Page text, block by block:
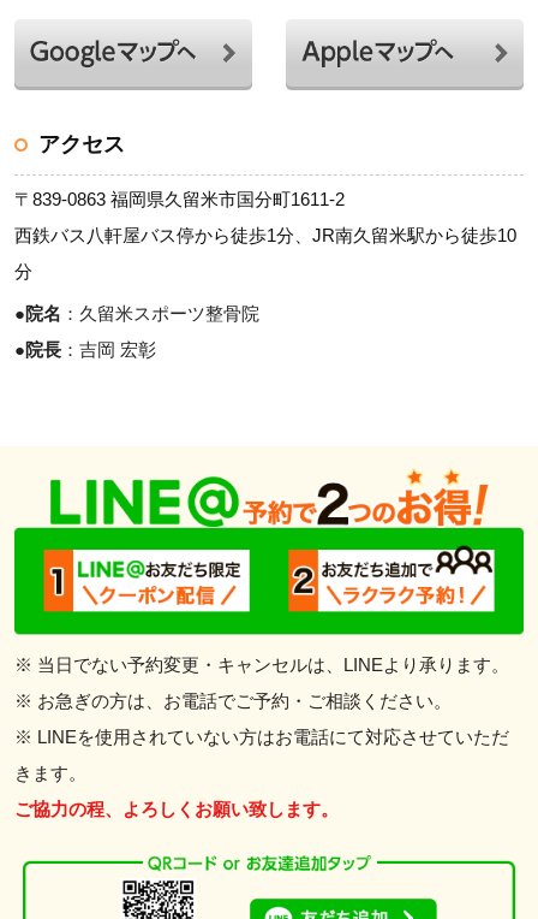
アクセス
〒839-0863 福岡県久留米市国分町1611-2
西鉄バス八軒屋バス停から徒歩1分、JR南久留米駅から徒歩10
分
●院名 ：久留米スポーツ整骨院
●院長 ：吉岡 宏彰
※ 当日でない予約変更・キャンセルは、LINEより承ります。
※ お急ぎの方は、お電話でご予約・ご相談ください。
※ LINEを使用されていない方はお電話にて対応させていただ
きます。
ご協力の程、よろしくお願い致します。